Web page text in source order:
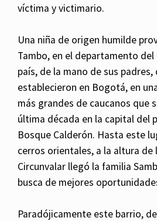
víctima y victimario.
Una niña de origen humilde
Tambo, en el departamento del
país, de la mano de sus padres,
establecieron en Bogotá, en
más grandes de caucanos que
última década en la capital del
Bosque Calderón. Hasta este
cerros orientales, a la altura de
Circunvalar llegó la familia
busca de mejores
Paradójicamente este barrio,